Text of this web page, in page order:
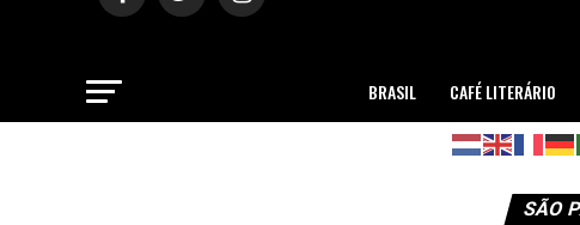
BRASIL CAFÉ LITERÁRIO
SÃO